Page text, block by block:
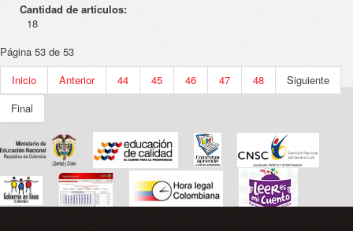
Cantidad de artículos:
18
Página 53 de 53
Inicio
Anterior 44 45 46 47 48
Siguiente
Final